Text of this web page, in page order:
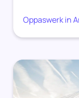
Oppaswerk in